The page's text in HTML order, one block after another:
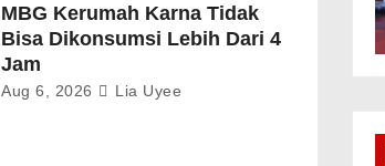
MBG Kerumah Karna Tidak
Bisa Dikonsumsi Lebih Dari 4
Jam
Aug 6, 2026 Lia Uyee